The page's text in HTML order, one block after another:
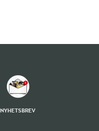
NYHETSBREV